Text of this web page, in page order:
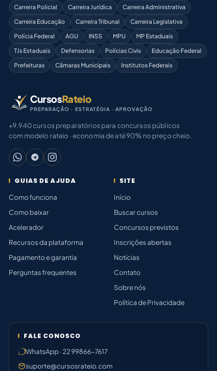
Carreira Policial Carreira Jurídica
Carreira Administrativa
Carreira Educação
Carreira Tribunal
Carreira Legislativa
Polícia Federal
AGU INSS MPU
MP Estaduais
TJs Estaduais
Defensorias Polícias Civis
Educação Federal
Prefeituras
Câmaras Municipais Institutos Federais
CursosRateio
PREPARAÇÃO · ESTRATÉGIA · APROVAÇÃO
+9.940 cursos preparatórios para concursos públicos
com modelo rateio · economia de até 90% no preço cheio.
GUIAS DE AJUDA
Como funciona
Como baixar
Acelerador
Recursos da plataforma
Pagamento e garantia
Perguntas frequentes
SITE
Início
Buscar cursos
Concursos previstos
Inscrições abertas
Notícias
Contato
Sobre nós
Política de Privacidade
FALE CONOSCO
WhatsApp · 22 99866-7617
suporte@cursosrateio.com